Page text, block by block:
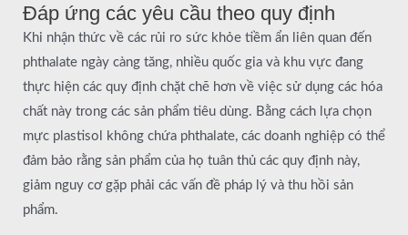
Đáp ứng các yêu cầu theo quy định
Khi nhận thức về các rủi ro sức khỏe tiềm ẩn liên quan đến
phthalate ngày càng tăng, nhiều quốc gia và khu vực đang
thực hiện các quy định chặt chẽ hơn về việc sử dụng các hóa
chất này trong các sản phẩm tiêu dùng. Bằng cách lựa chọn
mực plastisol không chứa phthalate, các doanh nghiệp có thể
đảm bảo rằng sản phẩm của họ tuân thủ các quy định này,
giảm nguy cơ gặp phải các vấn đề pháp lý và thu hồi sản
phẩm.